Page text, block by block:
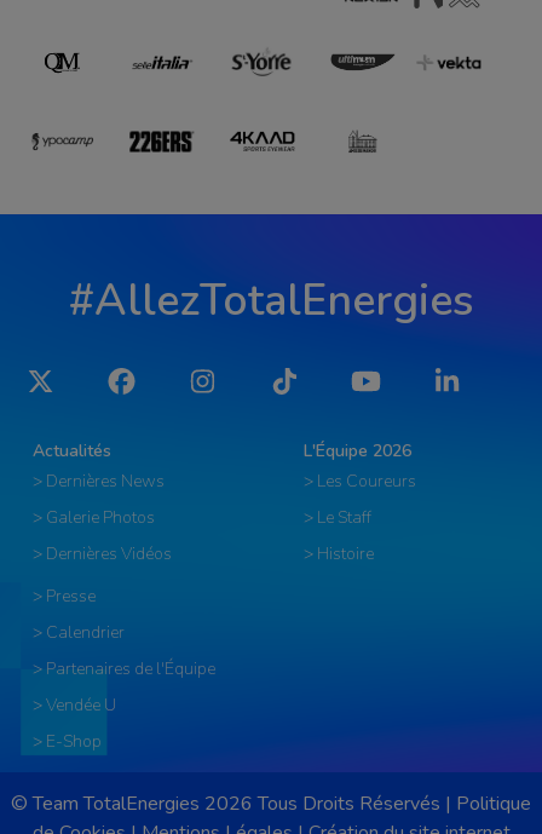
#AllezTotalEnergies
Twitter Facebook Instagram Tiktok YouTube LinkedIn
Actualités
> Dernières News
> Galerie Photos
> Dernières Vidéos
L'Équipe 2026
> Les Coureurs
> Le Staff
> Histoire
> Presse
> Calendrier
> Partenaires de l'Équipe
> Vendée U
> E-Shop
© Team TotalEnergies 2026 Tous Droits Réservés | Politique